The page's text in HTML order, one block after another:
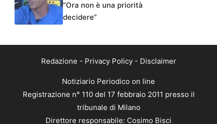
“Ora non è una priorità
decidere”
Redazione - Privacy Policy- Disclaimer
Notiziario Periodico on line
Registrazione n° 110 del 17 febbraio 2011 presso il
tribunale di Milano
Direttore responsabile: Cosimo Bisci